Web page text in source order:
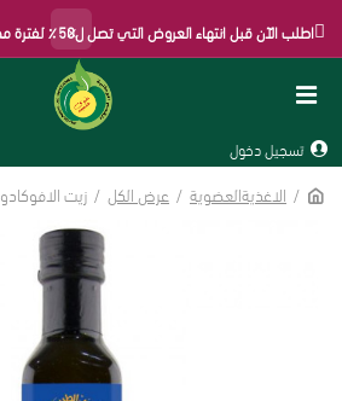
اطلب الآن قبل انتهاء العروض التي تصل ل50٪ لفترة محدودة ×
تسجيل دخول
الاغذيةالعضوية عرض الكل زيت الافوكادو 250 مل عضوي ارض الطبيعة